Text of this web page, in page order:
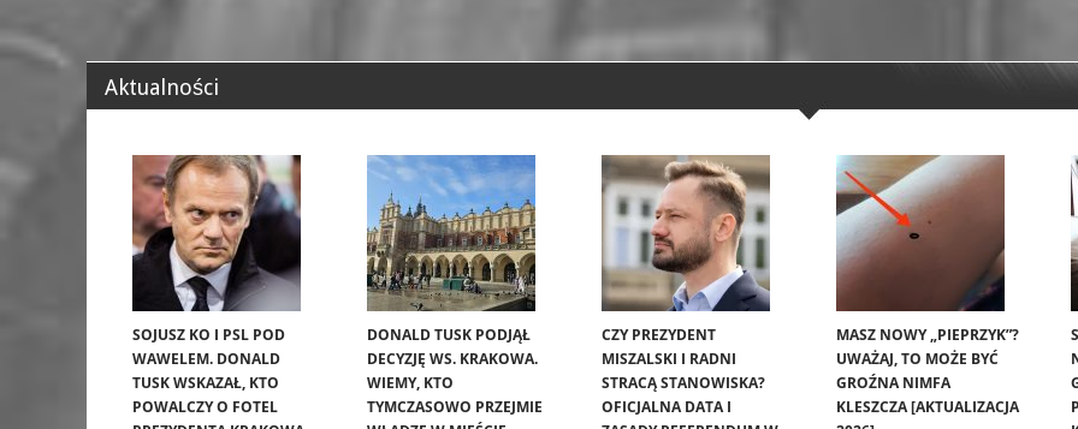
Aktualności
SOJUSZ KO I PSL POD
WAWELEM. DONALD
TUSK WSKAZAŁ, KTO
POWALCZY O FOTEL
DONALD TUSK PODJĄŁ
DECYZJĘ WS. KRAKOWA.
WIEMY, KTO
TYMCZASOWO PRZEJMIE
CZY PREZYDENT
MISZALSKI I RADNI
STRACĄ STANOWISKA?
OFICJALNA DATA I
MASZ NOWY „PIEPRZYK”?
UWAŻAJ, TO MOŻE BYĆ
GROŹNA NIMFA
KLESZCZA [AKTUALIZACJA